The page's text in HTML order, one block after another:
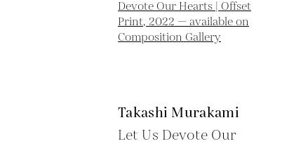
Takashi Murakami
Let Us Devote Our